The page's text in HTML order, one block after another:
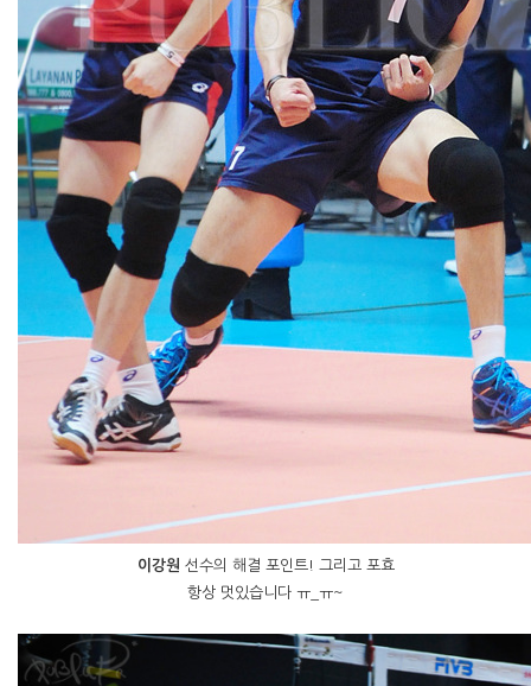
이강원 선수의 해결 포인트! 그리고 포효
항상 멋있습니다 ㅠ_ㅠ~